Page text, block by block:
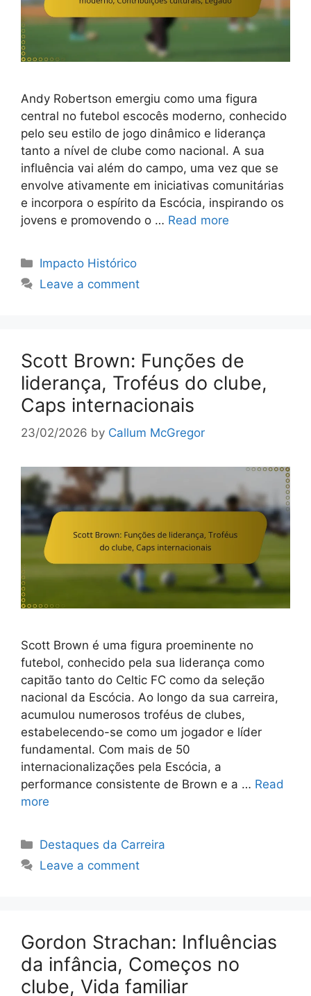
Andy Robertson emergiu como uma figura
central no futebol escocês moderno, conhecido
pelo seu estilo de jogo dinâmico e liderança
tanto a nível de clube como nacional. A sua
influência vai além do campo, uma vez que se
envolve ativamente em iniciativas comunitárias
e incorpora o espírito da Escócia, inspirando os
jovens e promovendo o … Read more
Categories
Impacto Histórico
Leave a comment
Scott Brown: Funções de
liderança, Troféus do clube,
Caps internacionais
23/02/2026 by Callum McGregor
Scott Brown é uma figura proeminente no
futebol, conhecido pela sua liderança como
capitão tanto do Celtic FC como da seleção
nacional da Escócia. Ao longo da sua carreira,
acumulou numerosos troféus de clubes,
estabelecendo-se como um jogador e líder
fundamental. Com mais de 50
internacionalizações pela Escócia, a
performance consistente de Brown e a … Read
more
Categories
Destaques da Carreira
Leave a comment
Gordon Strachan: Influências
da infância, Começos no
clube, Vida familiar